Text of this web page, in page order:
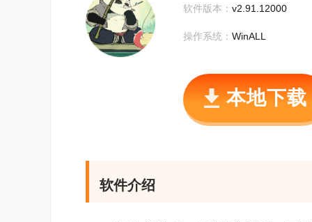
软件版本： v2.91.12000
操作系统： WinALL
本地下载
软件介绍